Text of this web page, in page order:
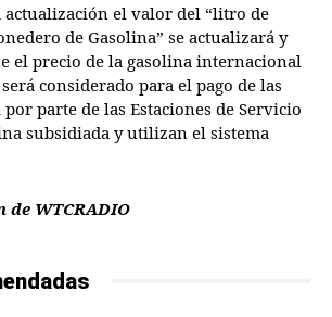
actualización el valor del “litro de
de Gasolina” se actualizará y
el precio de la gasolina internacional
considerado para el pago de las
por parte de las Estaciones de Servicio
subsidiada y utilizan el sistema
WTCRADIO